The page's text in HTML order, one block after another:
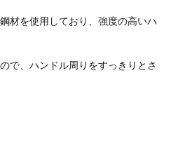
材を使用しており、強度の高いハ
で、ハンドル周りをすっきりとさ